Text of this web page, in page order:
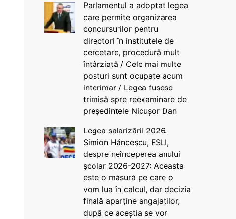
Parlamentul a adoptat legea
care permite organizarea
concursurilor pentru
directori în institutele de
cercetare, procedură mult
întârziată / Cele mai multe
posturi sunt ocupate acum
interimar / Legea fusese
trimisă spre reexaminare de
președintele Nicușor Dan
Legea salarizării 2026.
Simion Hăncescu, FSLI,
despre neînceperea anului
școlar 2026-2027: Aceasta
este o măsură pe care o
vom lua în calcul, dar decizia
finală aparține angajaților,
după ce aceștia se vor